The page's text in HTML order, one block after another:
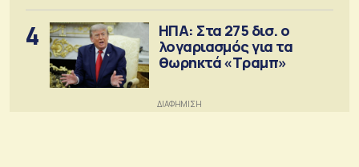
4
ΗΠΑ: Στα 275 δισ. ο
λογαριασμός για τα
θωρηκτά «Τραμπ»